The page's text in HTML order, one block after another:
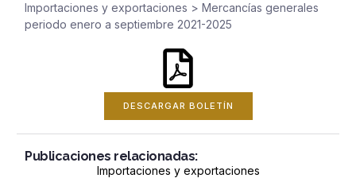
Importaciones y exportaciones > Mercancías generales
periodo enero a septiembre 2021-2025
DESCARGAR BOLETÍN
Publicaciones relacionadas:
Importaciones y exportaciones